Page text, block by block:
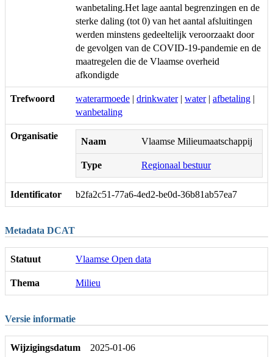
wanbetaling.Het lage aantal begrenzingen en de
sterke daling (tot 0) van het aantal afsluitingen
werden minstens gedeeltelijk veroorzaakt door
de gevolgen van de COVID-19-pandemie en de
maatregelen die de Vlaamse overheid
afkondigde
Trefwoord waterarmoede | drinkwater| water| afbetaling |
wanbetaling
Organisatie
Naam Vlaamse Milieumaatschappij
Type Regionaal bestuur
Identificator b2fa2c51-77a6-4ed2-be0d-36b81ab57ea7
Metadata DCAT
Statuut Vlaamse Open data
Thema Milieu
Versie informatie
Wijzigingsdatum 2025-01-06